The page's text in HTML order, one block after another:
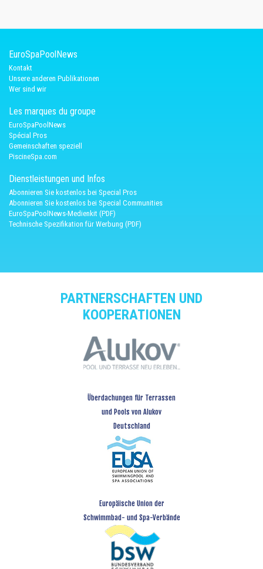
EuroSpaPoolNews
Kontakt
Unsere anderen Publikationen
Wer sind wir
Les marques du groupe
EuroSpaPoolNews
Spécial Pros
Gemeinschaften speziell
PiscineSpa.com
Dienstleistungen und Infos
Abonnieren Sie kostenlos bei Special Pros
Abonnieren Sie kostenlos bei Special Communities
EuroSpaPoolNews-Medienkit (PDF)
Technische Spezifikation für Werbung (PDF)
PARTNERSCHAFTEN UND
KOOPERATIONEN
Überdachungen für Terrassen
und Pools von Alukov
Deutschland
Europäische Union der
Schwimmbad- und Spa-Verbände